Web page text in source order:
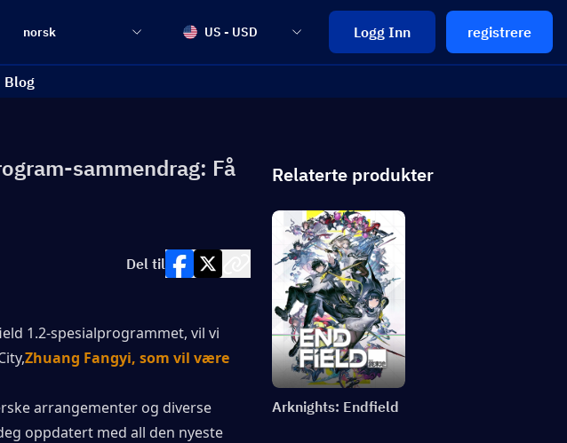
norsk US - USD Logg Inn registrere
Blog
sammendrag: Få
Del til
1.2-spesialprogrammet, vil vi
Zhuang Fangyi, som vil være
arrangementer og diverse
oppdatert med all den nyeste
Relaterte produkter
Arknights: Endfield